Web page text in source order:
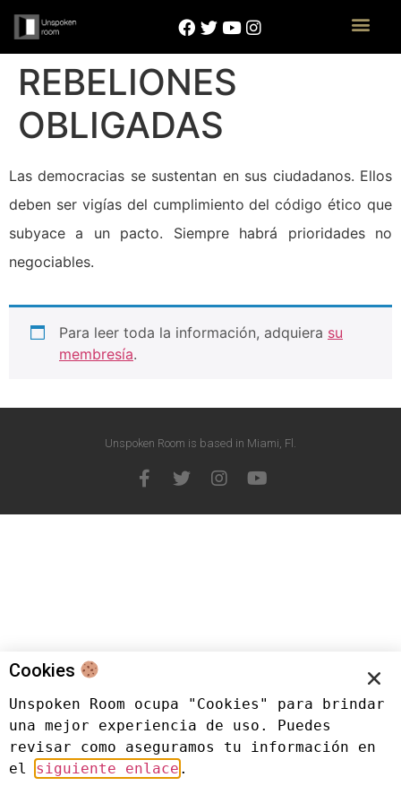
REBELIONES
OBLIGADAS
Las democracias se sustentan en sus ciudadanos. Ellos
deben ser vigías del cumplimiento del código ético que
subyace a un pacto. Siempre habrá prioridades no
negociables.
Para leer toda la información, adquiera su
membresía.
Unspoken Room is based in Miami, Fl.
Cookies
Unspoken Room ocupa "Cookies" para brindar
una mejor experiencia de uso. Puedes
revisar como aseguramos tu información en
el siguiente enlace .